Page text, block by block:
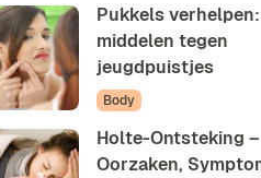
Pukkels
middelen tegen
jeugdpuistjes
Body
Holte-Ontsteking –
Oorzaken,